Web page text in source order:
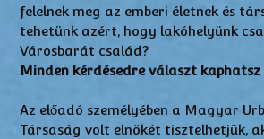
felelnek meg az emberi életnek és
tehetünk azért, hogy lakóhelyünk
Városbarát család?
Minden kérdésedre választ kaphatsz
Az előadó személyében a Magyar
Társaság volt elnökét tisztelhetjük,